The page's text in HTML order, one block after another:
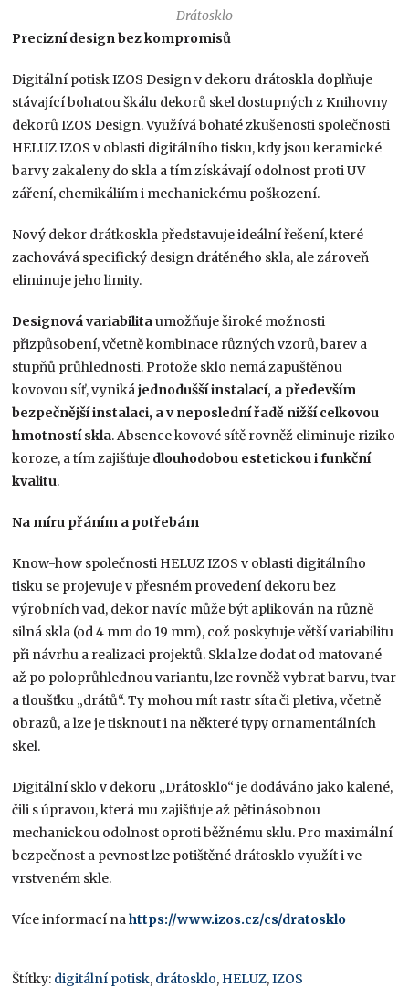
Drátosklo
Precizní design bez kompromisů
Digitální potisk IZOS Design v dekoru drátoskla doplňuje
stávající bohatou škálu dekorů skel dostupných z Knihovny
dekorů IZOS Design. Využívá bohaté zkušenosti společnosti
HELUZ IZOS v oblasti digitálního tisku, kdy jsou keramické
barvy zakaleny do skla a tím získávají odolnost proti UV
záření, chemikáliím i mechanickému poškození.
Nový dekor drátkoskla představuje ideální řešení, které
zachovává specifický design drátěného skla, ale zároveň
eliminuje jeho limity.
Designová variabilitaumožňuje široké možnosti
přizpůsobení, včetně kombinace různých vzorů, barev a
stupňů průhlednosti. Protože sklo nemá zapuštěnou
kovovou síť, vynikájednodušší instalací, a především
bezpečnější instalaci, a v neposlední řadě nižší celkovou
hmotností skla. Absence kovové sítě rovněž eliminuje riziko
koroze, a tím zajišťuje dlouhodobou estetickou i funkční
kvalitu.
Na míru přáním a potřebám
Know-how společnosti HELUZ IZOS v oblasti digitálního
tisku se projevuje v přesném provedení dekoru bez
výrobních vad, dekor navíc může být aplikován na různě
silná skla (od 4 mm do 19 mm), což poskytuje větší variabilitu
při návrhu a realizaci projektů. Skla lze dodat od matované
až po poloprůhlednou variantu, lze rovněž vybrat barvu, tvar
a tloušťku „drátů“. Ty mohou mít rastr síta či pletiva, včetně
obrazů, a lze je tisknout i na některé typy ornamentálních
skel.
Digitální sklo v dekoru „Drátosklo“ je dodáváno jako kalené,
čili s úpravou, která mu zajišťuje až pětinásobnou
mechanickou odolnost oproti běžnému sklu. Pro maximální
bezpečnost a pevnost lze potištěné drátosklo využít i ve
vrstveném skle.
Více informací nahttps://www.izos.cz/cs/dratosklo
Štítky: digitální potisk, drátosklo, HELUZ,IZOS